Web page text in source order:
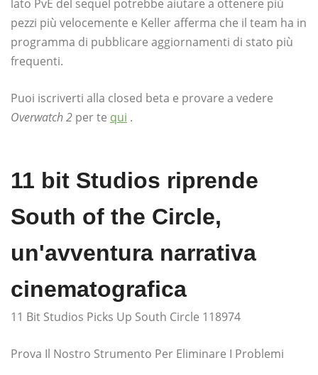
lato PvE del sequel potrebbe aiutare a ottenere più
pezzi più velocemente e Keller afferma che il team ha in
programma di pubblicare aggiornamenti di stato più
frequenti.
Puoi iscriverti alla closed beta e provare a vedere
Overwatch 2 per te qui .
11 bit Studios riprende
South of the Circle,
un'avventura narrativa
cinematografica
11 Bit Studios Picks Up South Circle 118974
Prova Il Nostro Strumento Per Eliminare I Problemi